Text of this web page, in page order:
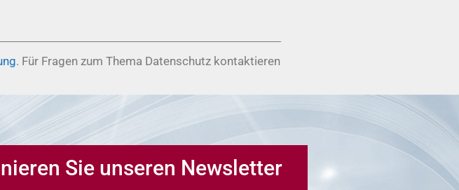
. Für Fragen zum Thema Datenschutz kontaktieren
Sie unseren Newsletter